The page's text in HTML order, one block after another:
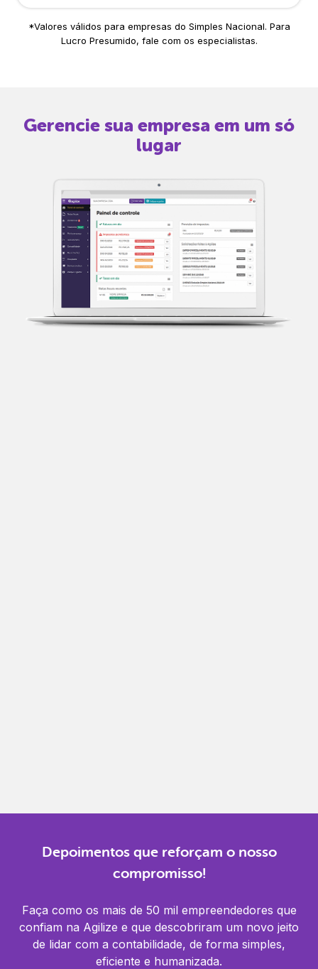
*Valores válidos para empresas do Simples Nacional. Para
Lucro Presumido, fale com os especialistas.
Gerencie sua empresa em um só
lugar
Depoimentos que reforçam o nosso
compromisso!
Faça como os mais de 50 mil empreendedores que
confiam na Agilize e que descobriram um novo jeito
de lidar com a contabilidade, de forma simples,
eficiente e humanizada.